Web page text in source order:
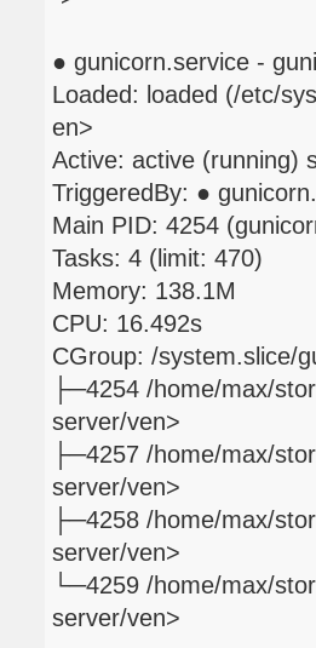
● gunicorn.service -
Loaded: loaded (/etc/
en>
Active: active (running)
TriggeredBy: ●
Main PID: 4254
Tasks: 4 (limit: 470)
Memory: 138.1M
CPU: 16.492s
CGroup: /system.slice/
├─4254 /home/max/
server/ven>
├─4257 /home/max/
server/ven>
├─4258 /home/max/
server/ven>
└─4259 /home/max/
server/ven>